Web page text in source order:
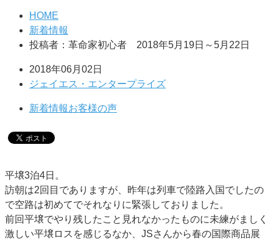
HOME
新着情報
投稿者：革命家初心者 2018年5月19日～5月22日
2018年06月02日
ジェイエス・エンタープライズ
新着情報お客様の声
平壌3泊4日。
訪朝は2回目でありますが、昨年は列車で陸路入国でしたの
で空路は初めてでそれなりに緊張しておりました。
前回平壌でやり残したこと見れなかったものに未練がましく
激しい平壌ロスを感じるなか、JSさんから春の国際商品展